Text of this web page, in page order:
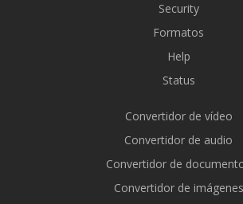
Security
Formatos
Help
Status
Convertidor de vídeo
Convertidor de audio
Convertidor de
Convertidor de imágenes